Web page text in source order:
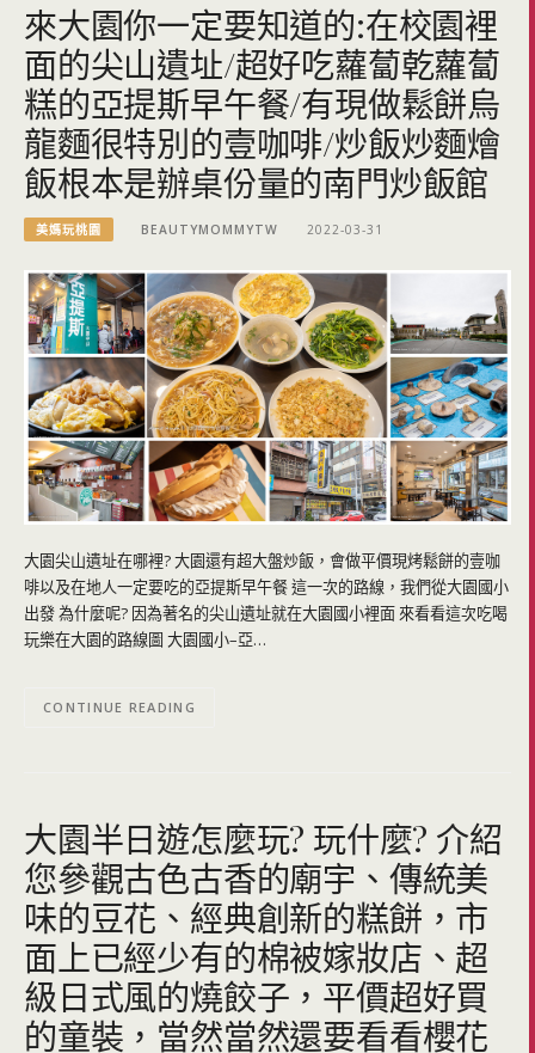
來大園你一定要知道的:在校園裡
面的尖山遺址/超好吃蘿蔔乾蘿蔔
糕的亞提斯早午餐/有現做鬆餅烏
龍麵很特別的壹咖啡/炒飯炒麵燴
飯根本是辦桌份量的南門炒飯館
美媽玩桃園 BEAUTYMOMMYTW 2022-03-31
大園尖山遺址在哪裡? 大園還有超大盤炒飯，會做平價現烤鬆餅的壹咖
啡以及在地人一定要吃的亞提斯早午餐 這一次的路線，我們從大園國小
出發 為什麼呢? 因為著名的尖山遺址就在大園國小裡面 來看看這次吃喝
玩樂在大園的路線圖 大園國小–亞…
CONTINUE READING
大園半日遊怎麼玩? 玩什麼? 介紹
您參觀古色古香的廟宇、傳統美
味的豆花、經典創新的糕餅，市
面上已經少有的棉被嫁妝店、超
級日式風的燒餃子，平價超好買
的童裝，當然當然還要看看櫻花